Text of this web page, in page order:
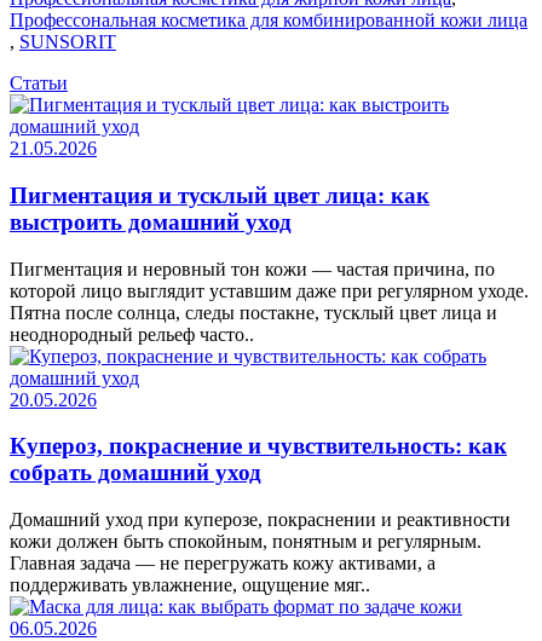
Профессональная косметика для комбинированной кожи лица
, SUNSORIT
Статьи
21.05.2026
Пигментация и тусклый цвет лица: как
выстроить домашний уход
Пигментация и неровный тон кожи — частая причина, по
которой лицо выглядит уставшим даже при регулярном уходе.
Пятна после солнца, следы постакне, тусклый цвет лица и
неоднородный рельеф часто..
20.05.2026
Купероз, покраснение и чувствительность: как
собрать домашний уход
Домашний уход при куперозе, покраснении и реактивности
кожи должен быть спокойным, понятным и регулярным.
Главная задача — не перегружать кожу активами, а
поддерживать увлажнение, ощущение мяг..
06.05.2026